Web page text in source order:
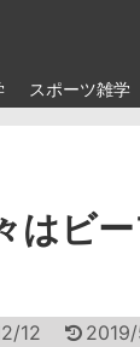
スポーツ雑学
はビ
12